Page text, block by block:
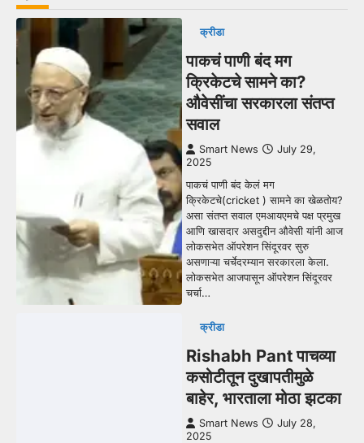
क्रीडा
पाकचं पाणी बंद मग
क्रिकेटचे सामने का?
औवेसींचा सरकारला संतप्त
सवाल
Smart News
July 29,
2025
पाकचं पाणी बंद केलं मग
क्रिकेटचे(cricket ) सामने का खेळतोय?
असा संतप्त सवाल एमआयएमचे पक्ष प्रमुख
आणि खासदार असदुद्दीन औवेसी यांनी आज
लोकसभेत ऑपरेशन सिंदूरवर सुरु
असणाऱ्या चर्चेदरम्यान सरकारला केला.
लोकसभेत आजपासून ऑपरेशन सिंदूरवर
चर्चा…
क्रीडा
Rishabh Pant पाचव्या
कसोटीतून दुखापतीमुळे
बाहेर, भारताला मोठा झटका
Smart News
July 28,
2025